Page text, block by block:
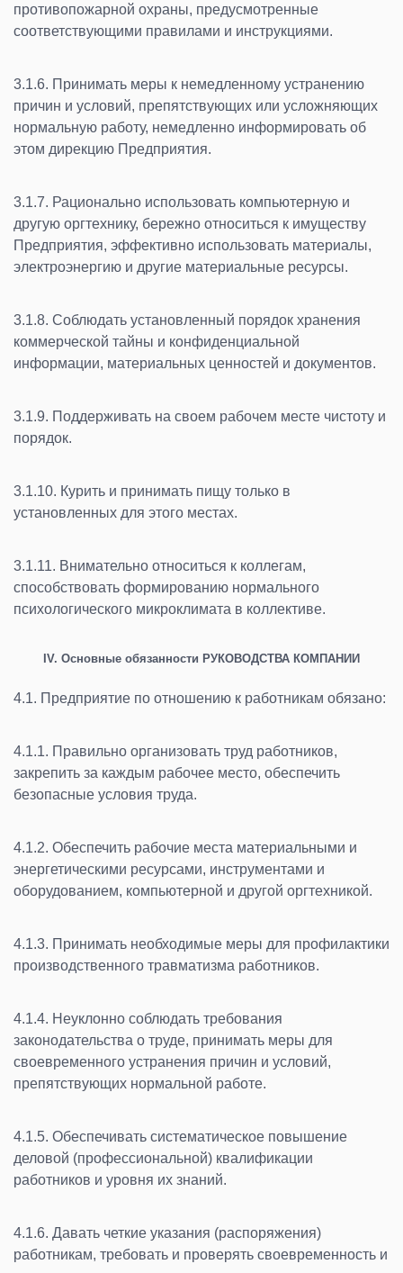
противопожарной охраны, предусмотренные
соответствующими правилами и инструкциями.
3.1.6. Принимать меры к немедленному устранению
причин и условий, препятствующих или усложняющих
нормальную работу, немедленно информировать об
этом дирекцию Предприятия.
3.1.7. Рационально использовать компьютерную и
другую оргтехнику, бережно относиться к имуществу
Предприятия, эффективно использовать материалы,
электроэнергию и другие материальные ресурсы.
3.1.8. Соблюдать установленный порядок хранения
коммерческой тайны и конфиденциальной
информации, материальных ценностей и документов.
3.1.9. Поддерживать на своем рабочем месте чистоту и
порядок.
3.1.10. Курить и принимать пищу только в
установленных для этого местах.
3.1.11. Внимательно относиться к коллегам,
способствовать формированию нормального
психологического микроклимата в коллективе.
IV. Основные обязанности РУКОВОДСТВА КОМПАНИИ
4.1. Предприятие по отношению к работникам обязано:
4.1.1. Правильно организовать труд работников,
закрепить за каждым рабочее место, обеспечить
безопасные условия труда.
4.1.2. Обеспечить рабочие места материальными и
энергетическими ресурсами, инструментами и
оборудованием, компьютерной и другой оргтехникой.
4.1.3. Принимать необходимые меры для профилактики
производственного травматизма работников.
4.1.4. Неуклонно соблюдать требования
законодательства о труде, принимать меры для
своевременного устранения причин и условий,
препятствующих нормальной работе.
4.1.5. Обеспечивать систематическое повышение
деловой (профессиональной) квалификации
работников и уровня их знаний.
4.1.6. Давать четкие указания (распоряжения)
работникам, требовать и проверять своевременность и